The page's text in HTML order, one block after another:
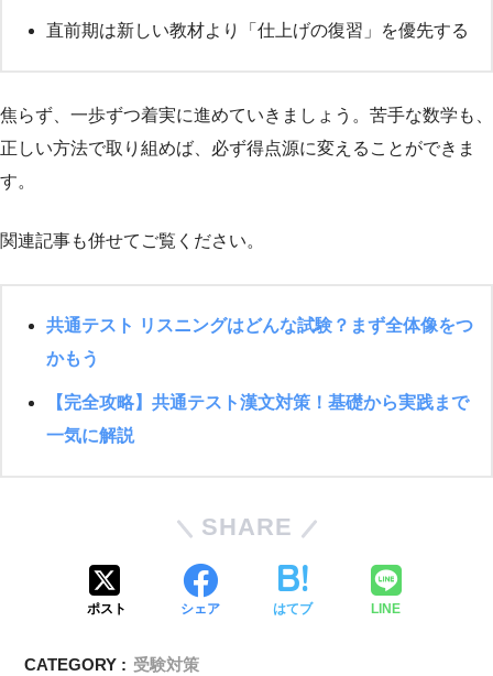
直前期は新しい教材より「仕上げの復習」を優先する
焦らず、一歩ずつ着実に進めていきましょう。苦手な数学も、
正しい方法で取り組めば、必ず得点源に変えることができま
す。
関連記事も併せてご覧ください。
共通テスト リスニングはどんな試験？まず全体像をつ
かもう
【完全攻略】共通テスト漢文対策！基礎から実践まで
一気に解説
SHARE
ポスト シェア はてブ LINE
CATEGORY : 受験対策